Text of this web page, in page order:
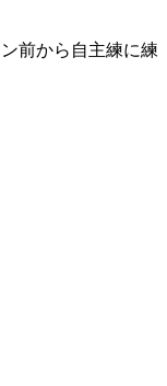
前から自主練に練